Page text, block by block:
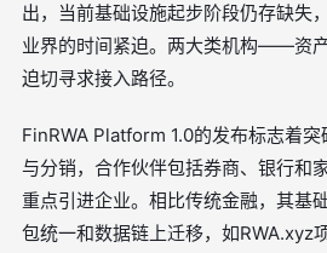
出，当前基础设施起步阶段仍存缺失
业界的时间紧迫。两大类机构——资
迫切寻求接入路径。
FinRWA Platform 1.0的发布标志着
与分销，合作伙伴包括券商、银行和
重点引进企业。相比传统金融，其基
包统一和数据链上迁移，如RWA.xyz